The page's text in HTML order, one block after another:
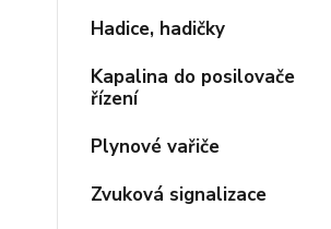
Hadice, hadičky
Kapalina do posilovače
řízení
Plynové vařiče
Zvuková signalizace